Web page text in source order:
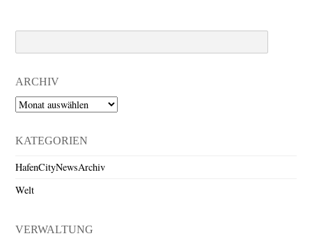
ARCHIV
Archiv
KATEGORIEN
HafenCityNewsArchiv
Welt
VERWALTUNG